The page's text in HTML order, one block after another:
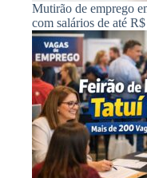
Mutirão de emprego
com salários de até